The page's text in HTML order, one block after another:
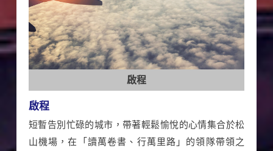
啟程
啟程
短暫告別忙碌的城市，帶著輕鬆愉悅的心情集合於松
山機場，在「讀萬卷書、行萬里路」的領隊帶領之